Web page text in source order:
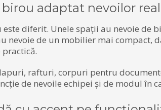
adaptat nevoilor
este diferit. Unele spații au nevoie
nevoie de un mobilier mai compact,
practică.
rafturi, corpuri pentru
de nevoile echipei și de modul în